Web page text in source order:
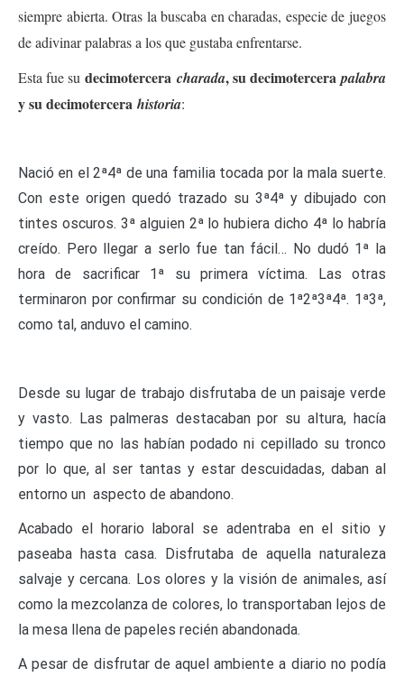
siempre abierta. Otras la buscaba en charadas, especie de juegos
de adivinar palabras a los que gustaba enfrentarse.
Esta fue su decimotercera charada, su decimotercerapalabra
y su decimotercera historia:
Nació en el 2ª4ª de una familia tocada por la mala suerte.
Con este origen quedó trazado su 3ª4ª y dibujado con
tintes oscuros. 3ª alguien 2ª lo hubiera dicho 4ª lo habría
creído. Pero llegar a serlo fue tan fácil… No dudó 1ª la
hora de sacrificar 1ª su primera víctima. Las otras
terminaron por confirmar su condición de 1ª2ª3ª4ª. 1ª3ª,
como tal, anduvo el camino.
Desde su lugar de trabajo disfrutaba de un paisaje verde
y vasto. Las palmeras destacaban por su altura, hacía
tiempo que no las habían podado ni cepillado su tronco
por lo que, al ser tantas y estar descuidadas, daban al
entorno un aspecto de abandono.
Acabado el horario laboral se adentraba en el sitio y
paseaba hasta casa. Disfrutaba de aquella naturaleza
salvaje y cercana. Los olores y la visión de animales, así
como la mezcolanza de colores, lo transportaban lejos de
la mesa llena de papeles recién abandonada.
A pesar de disfrutar de aquel ambiente a diario no podía